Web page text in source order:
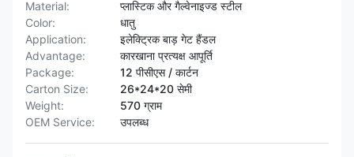
Material:
प्लास्टिक और गैल्वेनाइज्ड स्टील
Color:
धातु
Application:
इलेक्ट्रिक बाड़ गेट हैंडल
Advantage:
कारखाना प्रत्यक्ष आपूर्ति
Package:
12 पीसीएस / कार्टन
Carton Size:
26*24*20 सेमी
Weight:
570 ग्राम
OEM Service:
उपलब्ध